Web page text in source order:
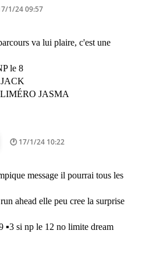
1/24 09:57
va lui plaire, c'est une
le 8
JASMA
17/1/24 10:22
message il pourrai tous les
ahead elle peu cree la surprise
▪︎3 si np le 12 no limite dream